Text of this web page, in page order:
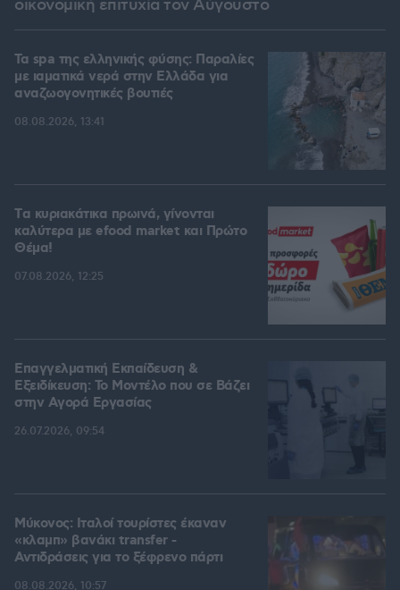
οικονομική επιτυχία τον Αύγουστο
Τα spa της ελληνικής φύσης: Παραλίες
με ιαματικά νερά στην Ελλάδα για
αναζωογονητικές βουτιές
08.08.2026, 13:41
Tα κυριακάτικα πρωινά, γίνονται
καλύτερα με efood market και Πρώτο
Θέμα!
07.08.2026, 12:25
Επαγγελματική Εκπαίδευση &
Εξειδίκευση: Το Mοντέλο που σε Bάζει
στην Aγορά Eργασίας
26.07.2026, 09:54
Μύκονος: Ιταλοί τουρίστες έκαναν
«κλαμπ» βανάκι transfer -
Αντιδράσεις για το ξέφρενο πάρτι
08.08.2026, 10:57